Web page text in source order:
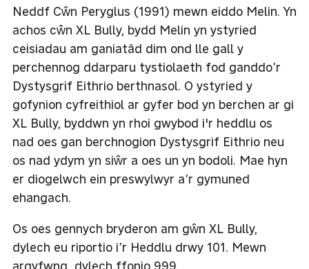
Neddf Cŵn Peryglus (1991) mewn eiddo Melin. Yn
achos cŵn XL Bully, bydd Melin yn ystyried
ceisiadau am ganiatâd dim ond lle gall y
perchennog ddarparu tystiolaeth fod ganddo’r
Dystysgrif Eithrio berthnasol. O ystyried y
gofynion cyfreithiol ar gyfer bod yn berchen ar gi
XL Bully, byddwn yn rhoi gwybod i'r heddlu os
nad oes gan berchnogion Dystysgrif Eithrio neu
os nad ydym yn siŵr a oes un yn bodoli. Mae hyn
er diogelwch ein preswylwyr a’r gymuned
ehangach.
Os oes gennych bryderon am gŵn XL Bully,
dylech eu riportio i’r Heddlu drwy 101. Mewn
argyfwng, dylech ffonio 999.